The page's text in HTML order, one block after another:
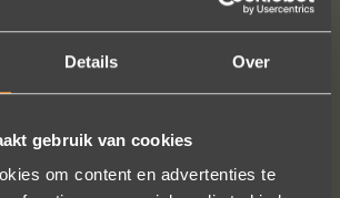
Details Over
gebruik van cookies
om content en advertenties te